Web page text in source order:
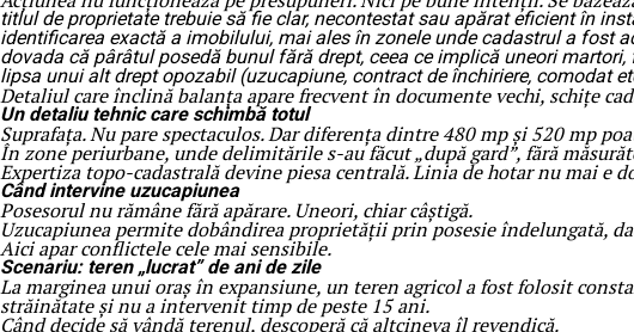
titlul de proprietate trebuie să fie clar, necontestat sau apărat eficient în
identificarea exactă a imobilului, mai ales în zonele unde cadastrul a fost
dovada că pârâtul posedă bunul fără drept, ceea ce implică uneori martori,
lipsa unui alt drept opozabil (uzucapiune, contract de închiriere, comodat
Detaliul care înclină balanța apare frecvent în documente vechi, schițe
Un detaliu tehnic care schimbă totul
Suprafața. Nu pare spectaculos. Dar diferența dintre 480 mp și 520 mp
În zone periurbane, unde delimitările s-au făcut „după gard”, fără
Expertiza topo-cadastrală devine piesa centrală. Linia de hotar nu mai e
Când intervine uzucapiunea
Posesorul nu rămâne fără apărare. Uneori, chiar câștigă.
Uzucapiunea permite dobândirea proprietății prin posesie îndelungată,
Aici apar conflictele cele mai sensibile.
Scenariu: teren „lucrat” de ani de zile
La marginea unui oraș în expansiune, un teren agricol a fost folosit
străinătate și nu a intervenit timp de peste 15 ani.
Când decide să vândă terenul, descoperă că altcineva îl revendică.